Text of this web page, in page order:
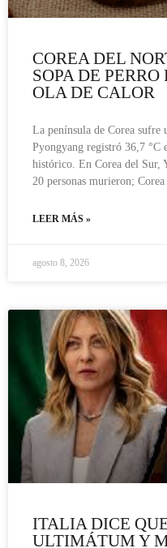
COREA DEL
SOPA DE
OLA DE CALOR
La península de Corea sufre
Pyongyang registró 36,7 °C
histórico. En Corea del Sur,
20 personas murieron;
LEER MÁS »
agosto 8, 2026
ITALIA DICE
ULTIMÁTUM Y